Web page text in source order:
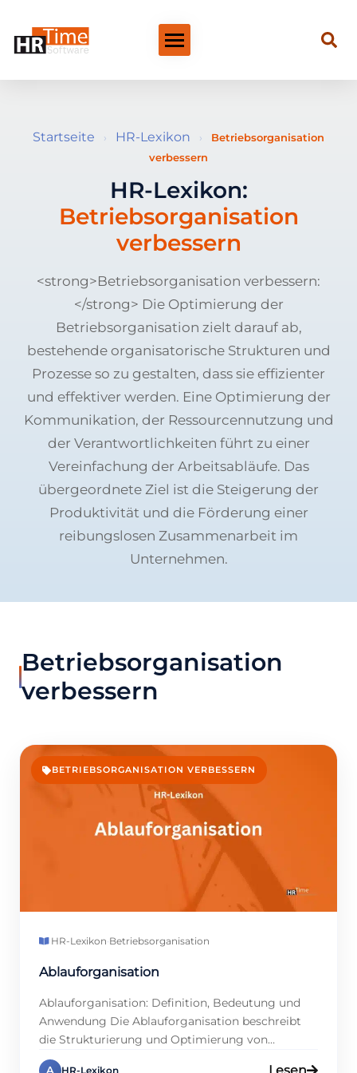
Startseite › HR-Lexikon ›
Betriebsorganisation
verbessern
HR-Lexikon:
Betriebsorganisation
verbessern
<strong>Betriebsorganisation verbessern:
</strong> Die Optimierung der
Betriebsorganisation zielt darauf ab,
bestehende organisatorische Strukturen und
Prozesse so zu gestalten, dass sie effizienter
und effektiver werden. Eine Optimierung der
Kommunikation, der Ressourcennutzung und
der Verantwortlichkeiten führt zu einer
Vereinfachung der Arbeitsabläufe. Das
übergeordnete Ziel ist die Steigerung der
Produktivität und die Förderung einer
reibungslosen Zusammenarbeit im
Unternehmen.
Betriebsorganisation
verbessern
BETRIEBSORGANISATION VERBESSERN
HR-Lexikon·Betriebsorganisation
Ablauforganisation
Ablauforganisation: Definition, Bedeutung und
Anwendung Die Ablauforganisation beschreibt
die Strukturierung und Optimierung von
Arbeitsabläufen in Unternehmen. Ziel ist es, eine
A HR-Lexikon